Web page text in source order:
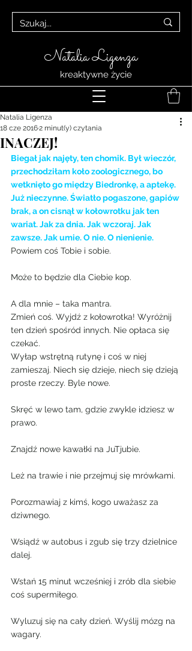
Natalia Ligenza
kreaktywne życie
INACZEJ!
Natalia Ligenza
18 cze 20162 minut(y) czytania
Biegał jak najęty, ten chomik. Był wieczór,
przechodziłam koło zoologicznego, bo
wetknięto go między Biedronkę, a aptekę.
Już nieczynne. Światło pogaszone, gapiów
brak, a on cisnął w kołowrotku jak ten
wariat. Jak za dnia. Jak wczoraj. Jak
zawsze. Jak umie. O nie. O nienienie.
Powiem coś Tobie i sobie.
Może to będzie dla Ciebie kop.
A dla mnie – taka mantra.
Zmień coś. Wyjdź z kołowrotka! Wyróżnij
ten dzień spośród innych. Nie opłaca się
czekać.
Wyłap wstrętną rutynę i coś w niej
zamieszaj. Niech się dzieje, niech się dzieją
proste rzeczy. Byle nowe.
Skręć w lewo tam, gdzie zwykle idziesz w
prawo.
Znajdź nowe kawałki na JuTjubie.
Leż na trawie i nie przejmuj się mrówkami.
Porozmawiaj z kimś, kogo uważasz za
dziwnego.
Wsiądź w autobus i zgub się trzy dzielnice
dalej.
Wstań 15 minut wcześniej i zrób dla siebie
coś supermiłego.
Wyluzuj się na cały dzień. Wyślij mózg na
wagary.